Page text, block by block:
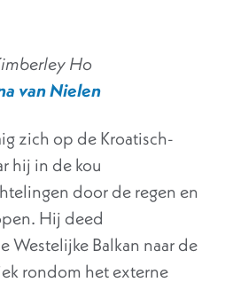
Ho
van Nielen
zich op de Kroatisch-
hij in de kou
door de regen en
Hij deed
Westelijke Balkan naar de
rondom het externe